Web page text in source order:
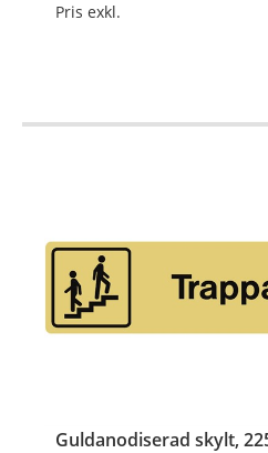
Pris exkl.
Guldanodiserad skylt,